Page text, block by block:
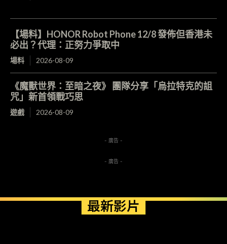
【場料】HONOR Robot Phone 12/8 發佈但香港未
必出？代理：正努力爭取中
場料 2026-08-09
《魔獸世界：至暗之夜》 團隊分享「烏拉特克的詛
咒」新首領戰巧思
遊戲 2026-08-09
- 廣告 -
- 廣告 -
最新影片